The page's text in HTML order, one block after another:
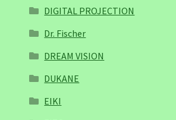
DIGITAL PROJECTION
Dr. Fischer
DREAM VISION
DUKANE
EIKI